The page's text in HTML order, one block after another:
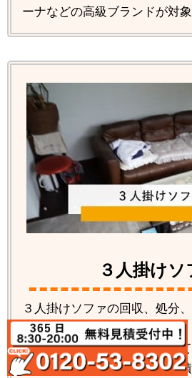
ーナなどの高級ブランドが対象
３人掛けソ
３人掛けソファの回収、処分
りなど各種の対応が可能です
社で行いますのでお客様は見
夫。気になる料金は無料お見